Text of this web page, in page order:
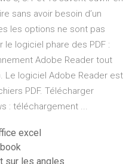
sans avoir besoin d’un
les options ne sont pas
logiciel phare des PDF :
Adobe Reader tout
Le logiciel Adobe Reader est
PDF. Télécharger
: téléchargement ...
excel
sur les angles